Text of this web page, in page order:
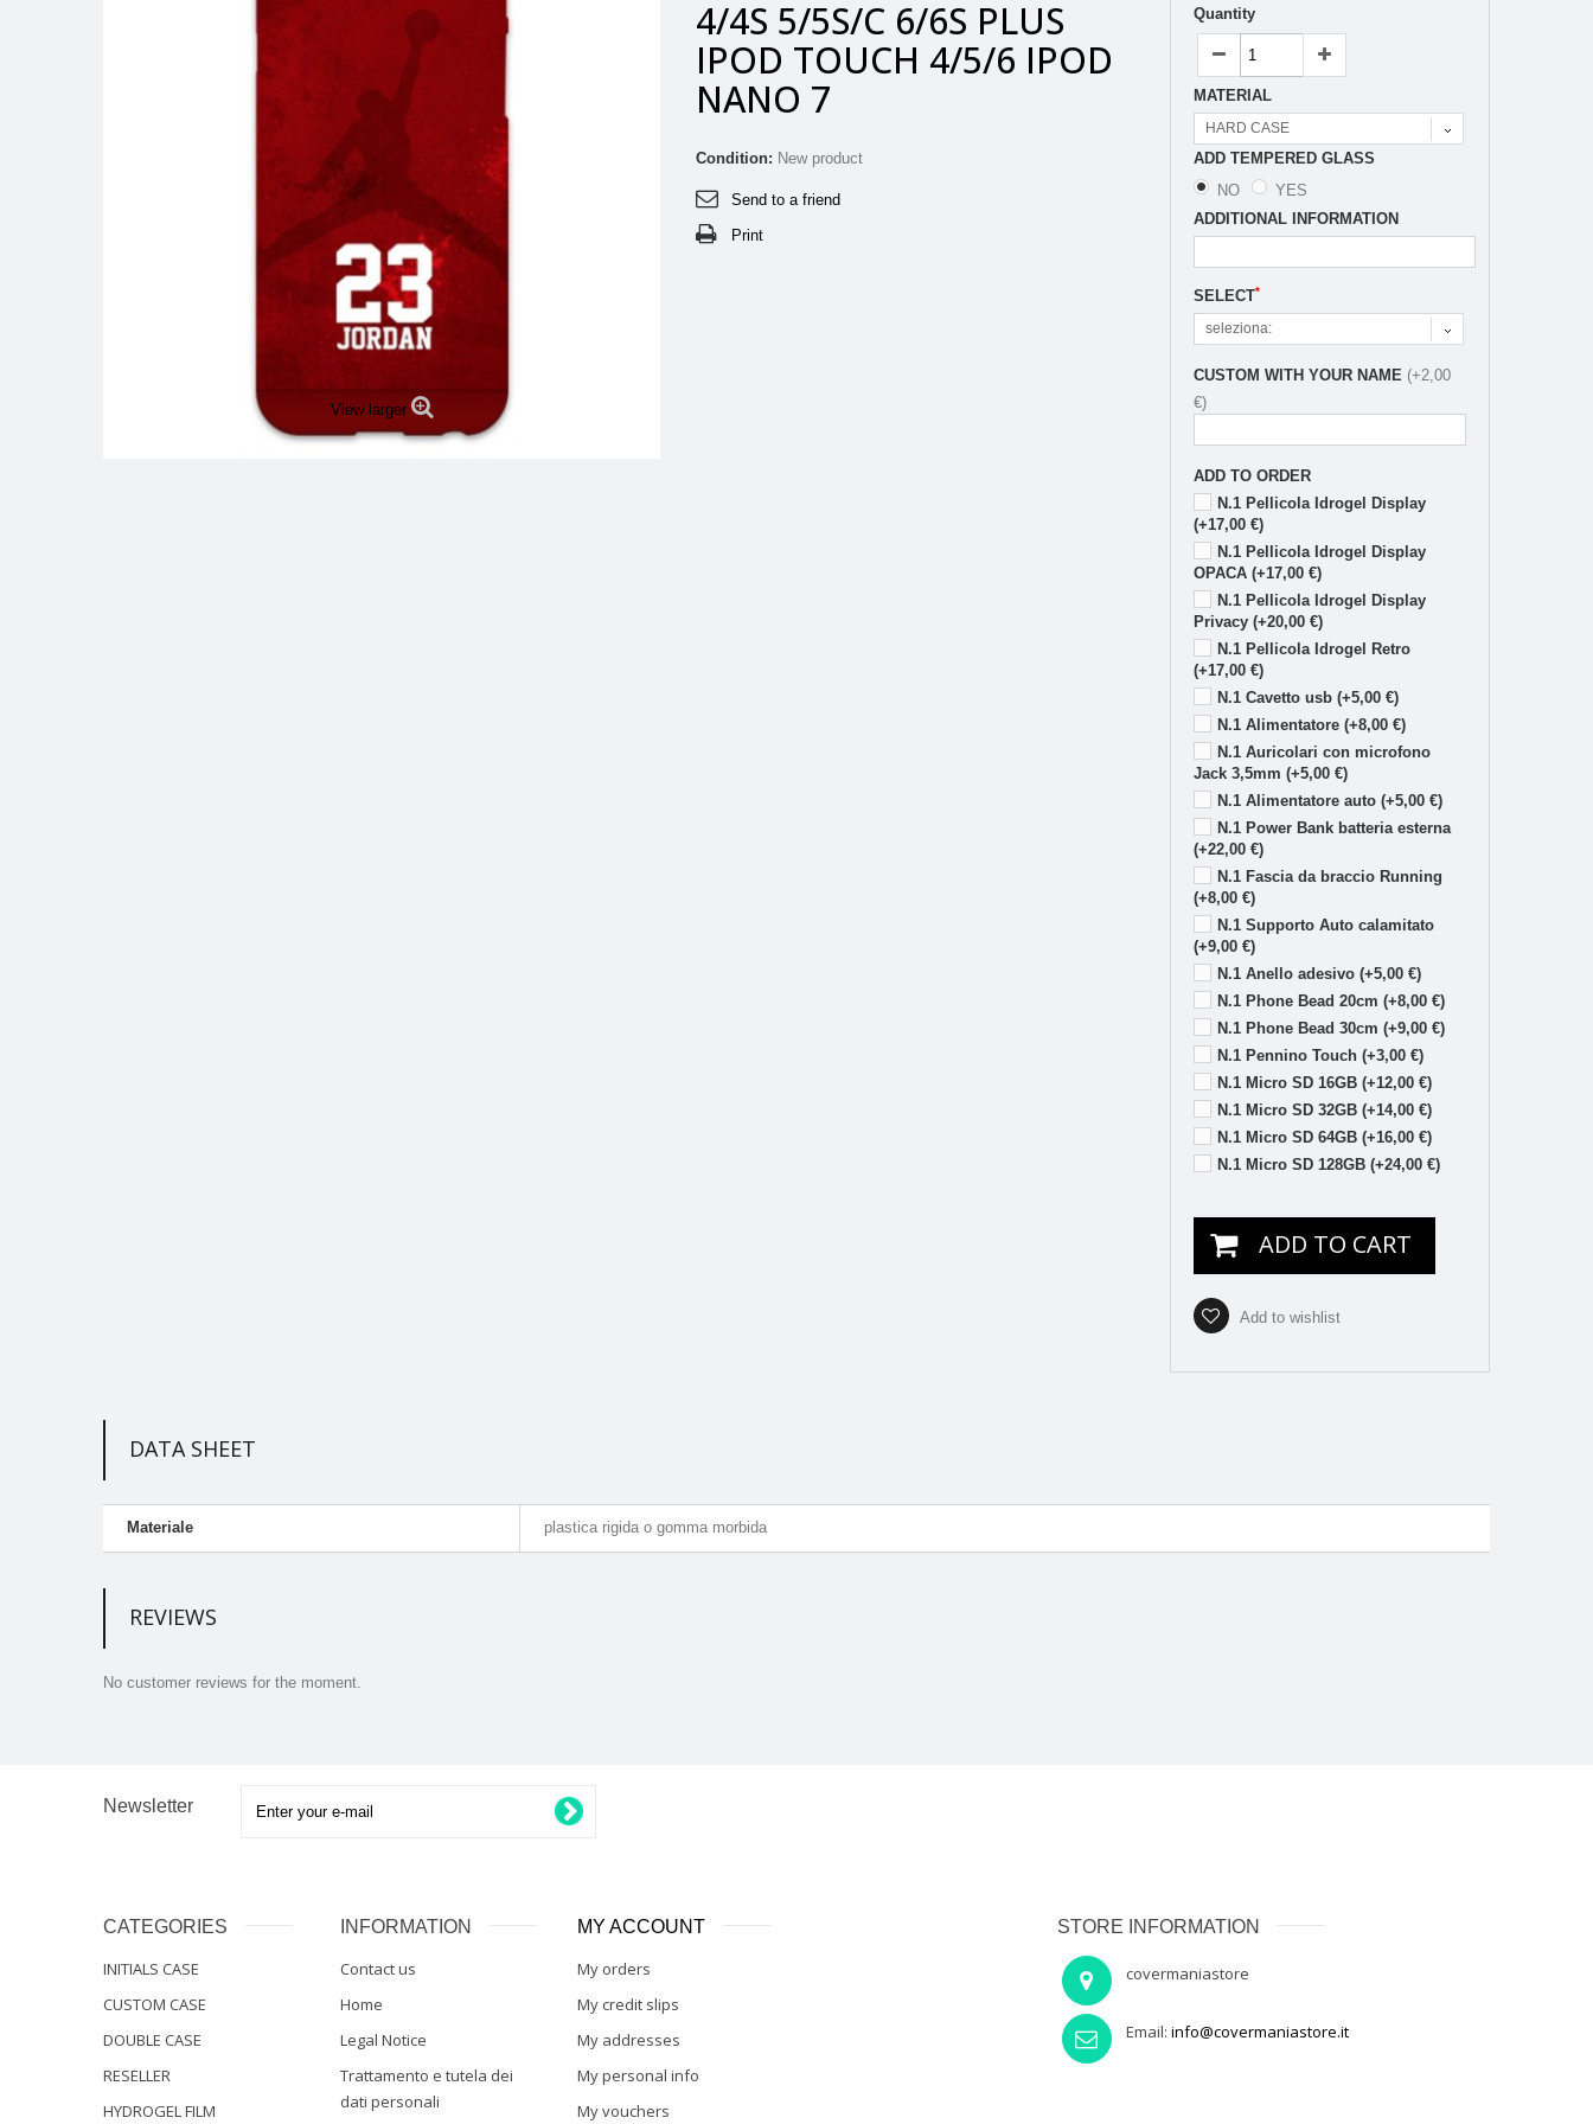
View larger
4/4S 5/5S/C 6/6S PLUS
IPOD TOUCH 4/5/6 IPOD
NANO 7
Condition: New product
Send to a friend
Print
Quantity
MATERIAL
HARD CASE
ADD TEMPERED GLASS
NO
YES
ADDITIONAL INFORMATION
SELECT*
seleziona:
CUSTOM WITH YOUR NAME (+2,00
€)
ADD TO ORDER
N.1 Pellicola Idrogel Display
(+17,00 €)
N.1 Pellicola Idrogel Display
OPACA (+17,00 €)
N.1 Pellicola Idrogel Display
Privacy (+20,00 €)
N.1 Pellicola Idrogel Retro
(+17,00 €)
N.1 Cavetto usb (+5,00 €)
N.1 Alimentatore (+8,00 €)
N.1 Auricolari con microfono
Jack 3,5mm (+5,00 €)
N.1 Alimentatore auto (+5,00 €)
N.1 Power Bank batteria esterna
(+22,00 €)
N.1 Fascia da braccio Running
(+8,00 €)
N.1 Supporto Auto calamitato
(+9,00 €)
N.1 Anello adesivo (+5,00 €)
N.1 Phone Bead 20cm (+8,00 €)
N.1 Phone Bead 30cm (+9,00 €)
N.1 Pennino Touch (+3,00 €)
N.1 Micro SD 16GB (+12,00 €)
N.1 Micro SD 32GB (+14,00 €)
N.1 Micro SD 64GB (+16,00 €)
N.1 Micro SD 128GB (+24,00 €)
ADD TO CART
Add to wishlist
DATA SHEET
Materiale plastica rigida o gomma morbida
REVIEWS
No customer reviews for the moment.
Newsletter
CATEGORIES
INITIALS CASE
CUSTOM CASE
DOUBLE CASE
RESELLER
HYDROGEL FILM
INFORMATION
Contact us
Home
Legal Notice
Trattamento e tutela dei
dati personali
MY ACCOUNT
My orders
My credit slips
My addresses
My personal info
My vouchers
STORE INFORMATION
covermaniastore
Email: info@covermaniastore.it